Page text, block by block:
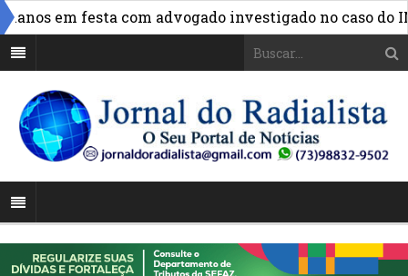
em festa com advogado investigado no caso do INSS